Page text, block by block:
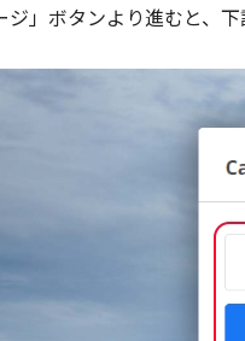
ジ」ボタンより進むと、下